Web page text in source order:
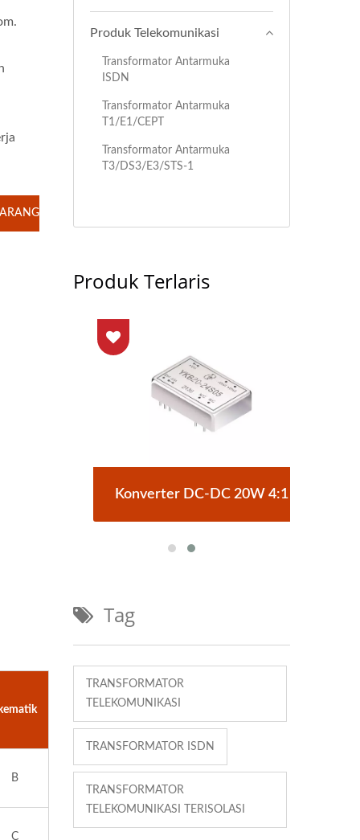
B
C
Produk Telekomunikasi
Transformator Antarmuka
ISDN
Transformator Antarmuka
T1/E1/CEPT
Transformator Antarmuka
T3/DS3/E3/STS-1
Produk Terlaris
Konverter DC-DC 20W 4:1
Tag
TRANSFORMATOR
TELEKOMUNIKASI
TRANSFORMATOR ISDN
TRANSFORMATOR
TELEKOMUNIKASI TERISOLASI